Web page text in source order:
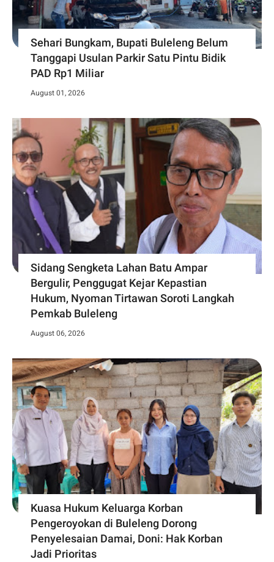
Sehari Bungkam, Bupati Buleleng Belum
Tanggapi Usulan Parkir Satu Pintu Bidik
PAD Rp1 Miliar
August 01, 2026
Sidang Sengketa Lahan Batu Ampar
Bergulir, Penggugat Kejar Kepastian
Hukum, Nyoman Tirtawan Soroti Langkah
Pemkab Buleleng
August 06, 2026
Kuasa Hukum Keluarga Korban
Pengeroyokan di Buleleng Dorong
Penyelesaian Damai, Doni: Hak Korban
Jadi Prioritas